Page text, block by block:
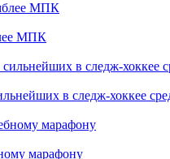
МПК
в следж-хоккее
марафону